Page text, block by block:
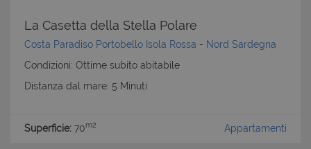
La Casetta della Stella Polare
Costa Paradiso Portobello Isola Rossa - Nord Sardegna
Condizioni: Ottime subito abitabile
Distanza dal mare: 5 Minuti
Superficie: 70m2 Appartamenti